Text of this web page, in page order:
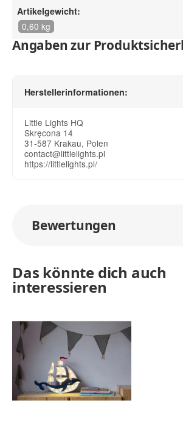
Artikelgewicht:
0,60 kg
Angaben zur
Herstellerinformationen:
Little Lights HQ
Skręcona 14
31-587 Krakau, Polen
contact@littlelights.pl
https://littlelights.pl/
Bewertungen
Das könnte dich auch
interessieren